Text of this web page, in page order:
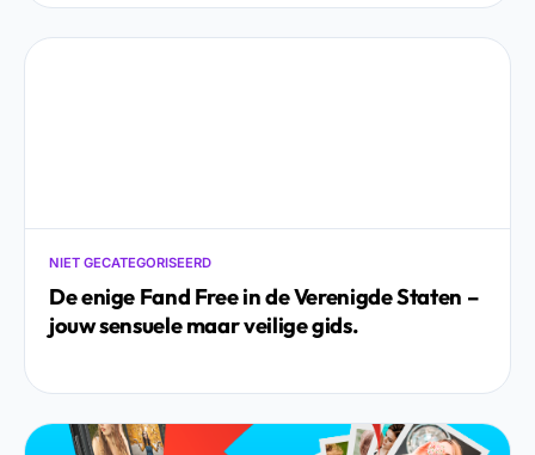
NIET GECATEGORISEERD
De enige Fand Free in de Verenigde Staten –
jouw sensuele maar veilige gids.